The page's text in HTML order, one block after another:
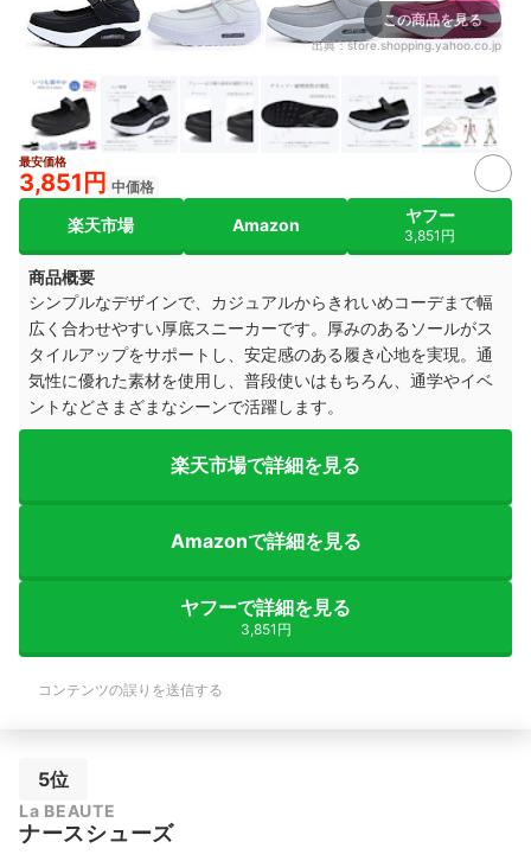
この商品を見る
出典：store.shopping.yahoo.co.jp
最安価格
3,851円 中価格
楽天市場 Amazon ヤフー
3,851円
商品概要
シンプルなデザインで、カジュアルからきれいめコーデまで幅
広く合わせやすい厚底スニーカーです。厚みのあるソールがス
タイルアップをサポートし、安定感のある履き心地を実現。通
気性に優れた素材を使用し、普段使いはもちろん、通学やイベ
ントなどさまざまなシーンで活躍します。
楽天市場で詳細を見る
Amazonで詳細を見る
ヤフーで詳細を見る
3,851円
コンテンツの誤りを送信する
5位
La BEAUTE
ナースシューズ